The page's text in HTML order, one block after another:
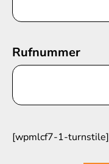
Rufnummer
[wpmlcf7-1-turnstile]